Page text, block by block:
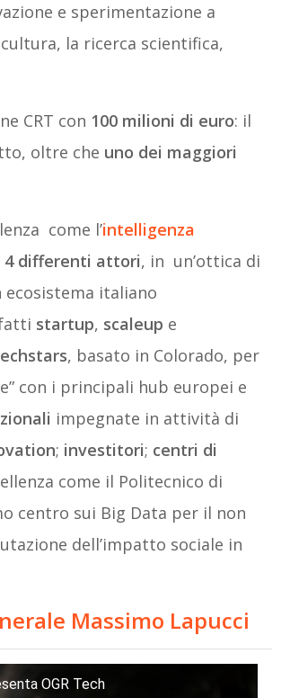
e sperimentazione a
la ricerca scientifica,
CRT con 100 milioni di euro: il
oltre che uno dei maggiori
come l’intelligenza
4 differenti attori, in un’ottica di
italiano
startup, scaleup e
, basato in Colorado, per
con i principali hub europei e
impegnate in attività di
; investitori; centri di
come il Politecnico di
centro sui Big Data per il non
dell’impatto sociale in
Massimo Lapucci
OGR Tech